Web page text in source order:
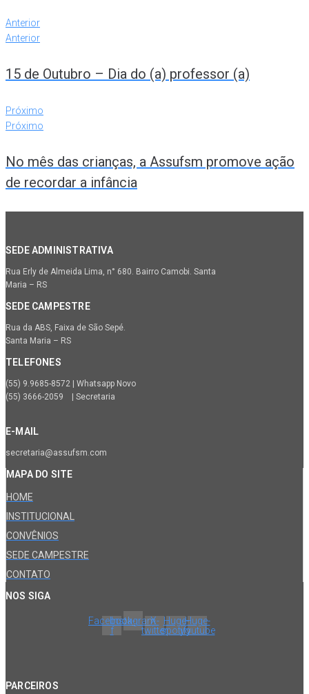
Anterior
Anterior
15 de Outubro – Dia do (a) professor (a)
Próximo
Próximo
No mês das crianças, a Assufsm promove ação
de recordar a infância
SEDE ADMINISTRATIVA
Rua Erly de Almeida Lima, n° 680. Bairro Camobi. Santa
Maria – RS
SEDE CAMPESTRE
Rua da ABS, Faixa de São Sepé.
Santa Maria – RS
TELEFONES
(55) 9.9685-8572 | Whatsapp Novo
(55) 3666-2059 | Secretaria
E-MAIL
secretaria@assufsm.com
MAPA DO SITE
HOME
INSTITUCIONAL
CONVÊNIOS
SEDE CAMPESTRE
CONTATO
NOS SIGA
Facebook-
f
InstagramX-
twitter
Huge-
spotify
Huge-
youtube
PARCEIROS